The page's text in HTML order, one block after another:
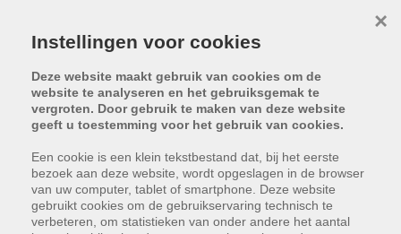
Instellingen voor cookies
Deze website maakt gebruik van cookies om de
website te analyseren en het gebruiksgemak te
vergroten. Door gebruik te maken van deze website
geeft u toestemming voor het gebruik van cookies.
Een cookie is een klein tekstbestand dat, bij het eerste
bezoek aan deze website, wordt opgeslagen in de browser
van uw computer, tablet of smartphone. Deze website
gebruikt cookies om de gebruikservaring technisch te
verbeteren, om statistieken van onder andere het aantal
×